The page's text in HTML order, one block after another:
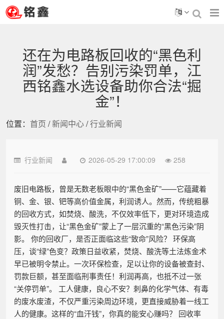
还在为电路板回收的“黑色利
润”发愁？告别污染罚单，江
西铭鑫水选设备助你合法“掘
金”！
位置： 首页 /新闻中心/行业新闻
行业新闻 2026-05-29 17:00:09 258
废旧电路板，曾是无数老板眼中的“黑色金矿”——它蕴藏着
铜、金、银、钯等高价值金属，利润诱人。然而，传统粗暴
的回收方式，如焚烧、酸洗，不仅效率低下，更对环境造成
毁灭性打击，让“黑色金矿”蒙上了一层沉重的“黑色污染”阴
影。 你的回收厂，是否正面临这些“致命”风险？ 环保高
压，谈“绿”色变？政策日益收紧，焚烧、酸洗等土法炼金术
早已被明令禁止。一次环保检查，足以让你的设备被查封、
罚款巨额，甚至面临刑事责任！利润再高，也抵不过一张
“关停罚单”。 工人健康，良心不安？刺鼻的化学气体、有毒
的废水废渣，不仅严重污染周边环境，更直接威胁着一线工
人的健康。这样的“血汗钱”，你真的能安心赚吗？ 回收率